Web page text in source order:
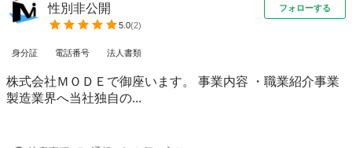
性別非公開
5.0(2)
フォローする
身分証 電話番号 法人書類
株式会社ＭＯＤＥで御座います。 事業内容 ・職業紹介事業
製造業界へ当社独自の...